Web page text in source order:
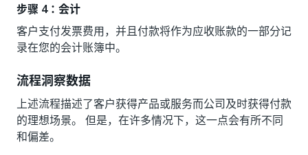
步骤 4：会计
客户支付发票费用，并且付款将作为应收账款的一部分记
录在您的会计账簿中。
流程洞察数据
上述流程描述了客户获得产品或服务而公司及时获得付款
的理想场景。 但是，在许多情况下，这一点会有所不同
和偏差。